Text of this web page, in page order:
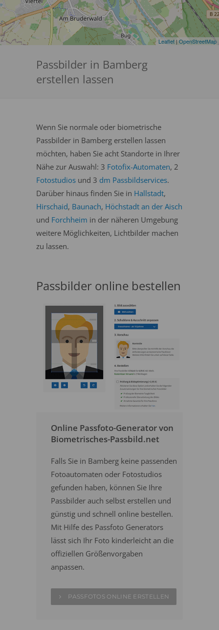
Leaflet | OpenStreetMap
Passbilder in Bamberg
erstellen lassen
Wenn Sie normale oder biometrische
Passbilder in Bamberg erstellen lassen
möchten, haben Sie acht Standorte in Ihrer
Nähe zur Auswahl: 3 Fotofix-Automaten, 2
Fotostudios und 3 dm Passbildservices.
Darüber hinaus finden Sie in Hallstadt,
Hirschaid, Baunach, Höchstadt an der Aisch
und Forchheim in der näheren Umgebung
weitere Möglichkeiten, Lichtbilder machen
zu lassen.
Passbilder online bestellen
Online Passfoto-Generator von
Biometrisches-Passbild.net
Falls Sie in Bamberg keine passenden
Fotoautomaten oder Fotostudios
gefunden haben, können Sie Ihre
Passbilder auch selbst erstellen und
günstig und schnell online bestellen.
Mit Hilfe des Passfoto Generators
lässt sich Ihr Foto kinderleicht an die
offiziellen Größenvorgaben
anpassen.
PASSFOTOS ONLINE ERSTELLEN